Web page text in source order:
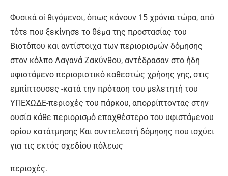
Φυσικά οἱ θιγόμενοι, όπως κάνουν 15 χρόνια τώρα, απὀ
τότε που ξεκίνησε το θέμα της προστασίας του
Βιοτόπου και αντίστοιχα των περιορισμών δόµησης
στον κόλπο Λαγανά Ζακύνθου, αντέδρασαν στο ήδη
υφιστάµενο περιοριστικό καθεστώς χρήσης γης, στις
εµπίπτουσες -κατά την πρόταση του μελετητή του
ΥΠΕΧΩΔΕ-περιοχές του πάρκου, απορρίπτοντας στην
ουσία κάθε περιορισμό επαχθέστερο του υφιστάμενου
ορίου κατάτµησης Και συντελεστή δόµησης που ισχύει
για τις εκτός σχεδίου πόλεως
περιοχές.